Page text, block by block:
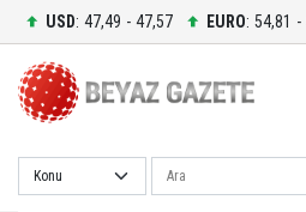
USD: 47,49 - 47,57 EURO: 54,81 -
Ara